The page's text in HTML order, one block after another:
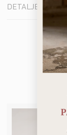
DETALJER